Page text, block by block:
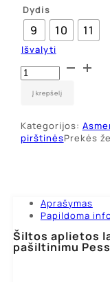
Dydis
9 10 11
Išvalyti
produkto
kiekis:
Žieminės
Finmark,
aplietos
Į krepšelį
Kategorijos:
pirštinėsPrekės
Aprašymas
Papildoma
Šiltos aplietos
pašiltinimu